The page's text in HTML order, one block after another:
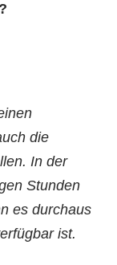
die
In der
Stunden
es durchaus
ist.